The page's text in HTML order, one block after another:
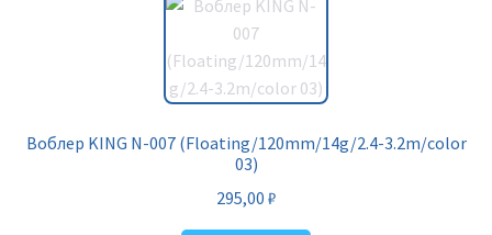
Воблер KING N-007 (Floating/120mm/14g/2.4-3.2m/color
03)
295,00 ₽